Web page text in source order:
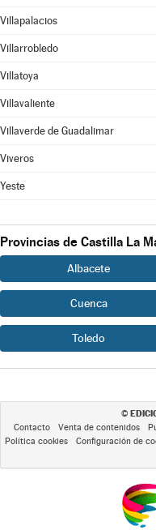
Villapalacios
Villarrobledo
Villatoya
Villavaliente
Villaverde de Guadalimar
Viveros
Yeste
Provincias de Castilla La
Albacete
Cuenca
Toledo
©
Contacto Venta de contenidos
Política cookies
Configuración de